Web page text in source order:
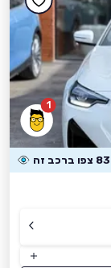
1
83 צפו ברכב זה